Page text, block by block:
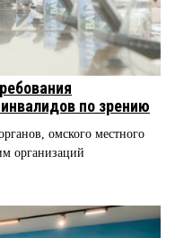
по зрению
омского местного
организаций